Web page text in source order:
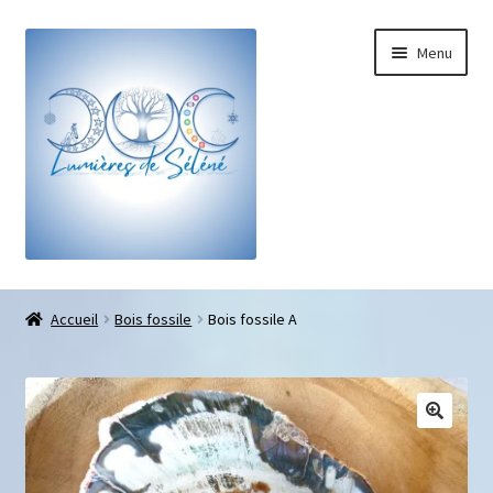
Menu
Boutique
Galets pouce anti-stress
Pendentifs sifflet et fioles
Accueil Bois fossile Bois fossile A